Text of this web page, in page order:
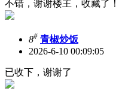
不错，谢谢楼主，收藏了！
8# 青椒炒饭
2026-6-10 00:09:05
已收下，谢谢了